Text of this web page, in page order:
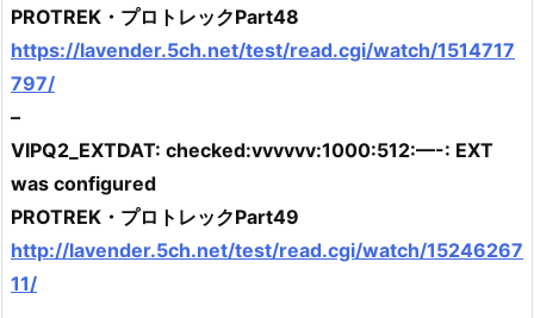
PROTREK・プロトレックPart48
https://lavender.5ch.net/test/read.cgi/watch/1514717
797/
–
VIPQ2_EXTDAT: checked:vvvvvv:1000:512:—-: EXT
was configured
PROTREK・プロトレックPart49
http://lavender.5ch.net/test/read.cgi/watch/15246267
11/